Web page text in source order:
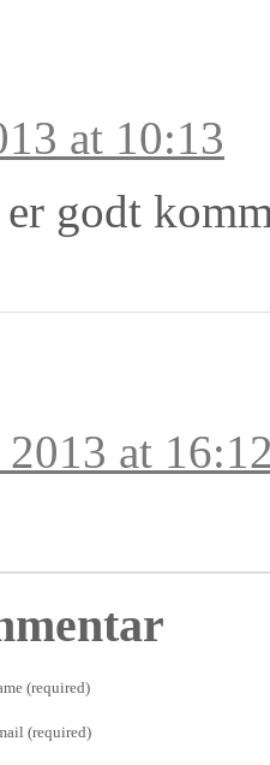
at 10:13
godt
2013 at
(required)
(required)